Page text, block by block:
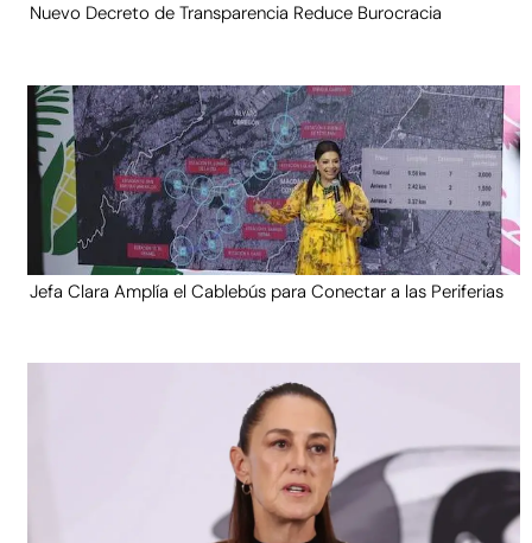
Nuevo Decreto de Transparencia Reduce Burocracia
Jefa Clara Amplía el Cablebús para Conectar a las Periferias